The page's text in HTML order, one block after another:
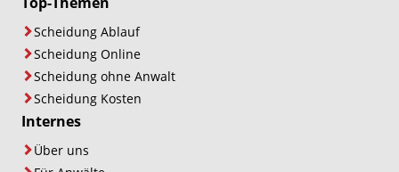
Scheidung Ablauf
Scheidung Online
Scheidung ohne Anwalt
Scheidung Kosten
Internes
Über uns